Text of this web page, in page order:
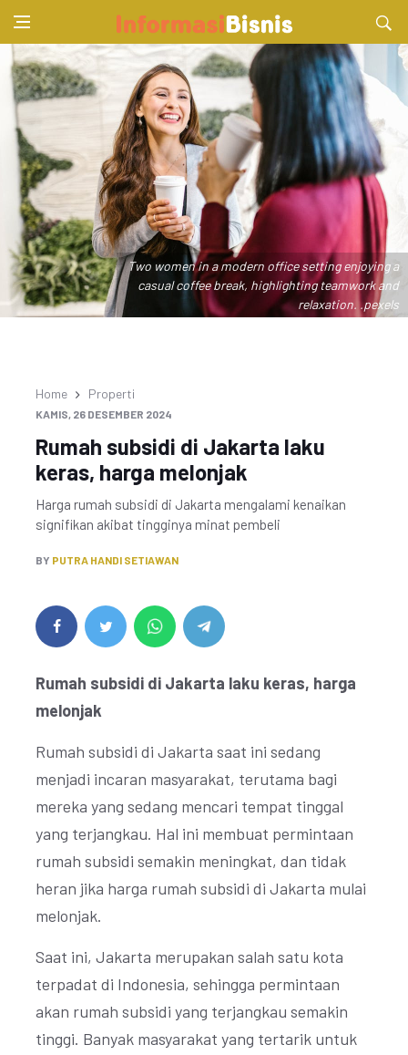
Two women in a modern office setting enjoying a
casual coffee break, highlighting teamwork and
relaxation. .pexels
Home Properti
KAMIS, 26 DESEMBER 2024
Rumah subsidi di Jakarta laku
keras, harga melonjak
Harga rumah subsidi di Jakarta mengalami kenaikan
signifikan akibat tingginya minat pembeli
BY PUTRA HANDI SETIAWAN
Rumah subsidi di Jakarta laku keras, harga
melonjak
Rumah subsidi di Jakarta saat ini sedang
menjadi incaran masyarakat, terutama bagi
mereka yang sedang mencari tempat tinggal
yang terjangkau. Hal ini membuat permintaan
rumah subsidi semakin meningkat, dan tidak
heran jika harga rumah subsidi di Jakarta mulai
melonjak.
Saat ini, Jakarta merupakan salah satu kota
terpadat di Indonesia, sehingga permintaan
akan rumah subsidi yang terjangkau semakin
tinggi. Banyak masyarakat yang tertarik untuk